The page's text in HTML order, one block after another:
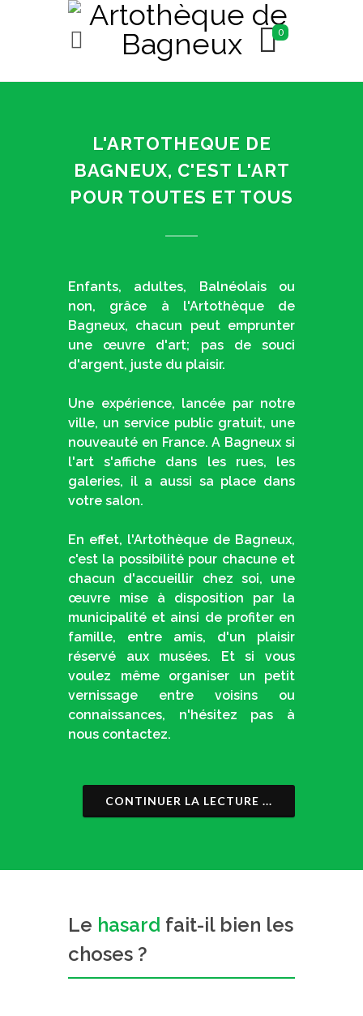
0
L'ARTOTHEQUE DE
BAGNEUX, C'EST L'ART
POUR TOUTES ET TOUS
Enfants, adultes, Balnéolais ou
non, grâce à l'Artothèque de
Bagneux, chacun peut emprunter
une œuvre d'art; pas de souci
d'argent, juste du plaisir.
Une expérience, lancée par notre
ville, un service public gratuit, une
nouveauté en France. A Bagneux si
l'art s'affiche dans les rues, les
galeries, il a aussi sa place dans
votre salon.
En effet, l'Artothèque de Bagneux,
c'est la possibilité pour chacune et
chacun d'accueillir chez soi, une
œuvre mise à disposition par la
municipalité et ainsi de profiter en
famille, entre amis, d'un plaisir
réservé aux musées. Et si vous
voulez même organiser un petit
vernissage entre voisins ou
connaissances, n'hésitez pas à
nous contactez.
CONTINUER LA LECTURE ...
Le hasard fait-il bien les
choses ?